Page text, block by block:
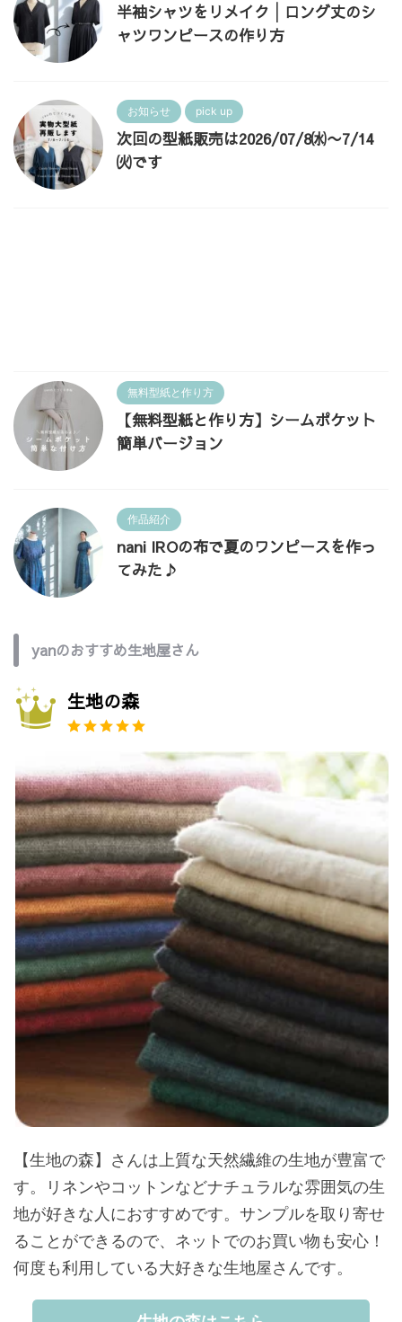
半袖シャツをリメイク│ロング丈のシ
ャツワンピースの作り方
お知らせ pick up
次回の型紙販売は2026/07/8㈬〜7/14
㈫です
無料型紙と作り方
【無料型紙と作り方】シームポケット
簡単バージョン
作品紹介
nani IROの布で夏のワンピースを作っ
てみた♪
yanのおすすめ生地屋さん
生地の森
【生地の森】さんは上質な天然繊維の生地が豊富で
す。リネンやコットンなどナチュラルな雰囲気の生
地が好きな人におすすめです。サンプルを取り寄せ
ることができるので、ネットでのお買い物も安心！
何度も利用している大好きな生地屋さんです。